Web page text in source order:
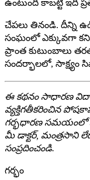
ఉంటుంది కాబట్టి ఇది
చేపలు తినండి. దీన్ని
సంఘంలో ఎక్కువగా
ప్రాంత కుటుంబాలు
సందర్భాలలో, సాక్ష్యం
ఈ కథనం సాధారణ
వ్యక్తిగతీకరించిన
గర్భధారణ సమయంలో మీ
మీ డాక్టర్, మంత్రసాని
సంప్రదించండి.
గర్భం